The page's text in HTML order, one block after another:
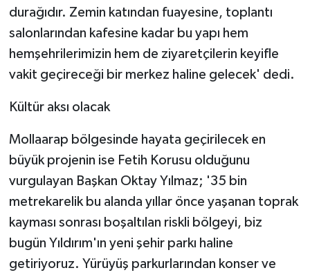
durağıdır. Zemin katından fuayesine, toplantı
salonlarından kafesine kadar bu yapı hem
hemşehrilerimizin hem de ziyaretçilerin keyifle
vakit geçireceği bir merkez haline gelecek' dedi.
Kültür aksı olacak
Mollaarap bölgesinde hayata geçirilecek en
büyük projenin ise Fetih Korusu olduğunu
vurgulayan Başkan Oktay Yılmaz; '35 bin
metrekarelik bu alanda yıllar önce yaşanan toprak
kayması sonrası boşaltılan riskli bölgeyi, biz
bugün Yıldırım'ın yeni şehir parkı haline
getiriyoruz. Yürüyüş parkurlarından konser ve